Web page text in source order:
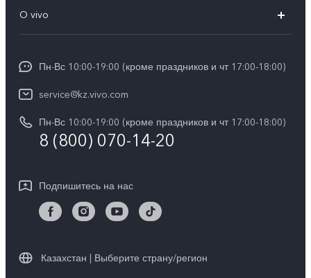
V30 5G
Y36
TWS 3e
Сервисные центры
Funtouch OS
IMEI аутентификация
Обновление системы
Запрос хода ремонта
O vivo
Пресс-центр
Карьера в vivo
Юридическая информация
Центр конфиденциальности vivo
Стабильность
Пн-Вс 10:00-19:00 (кроме праздников и чт 17:00-18:00)
service@kz.vivo.com
Пн-Вс 10:00-19:00 (кроме праздников и чт 17:00-18:00)
8 (800) 070-14-20
Подпишитесь на нас
Казахстан | Выберите страну/регион